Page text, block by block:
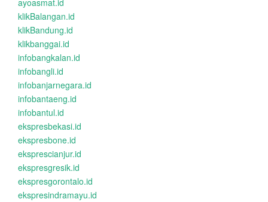
ayoasmat.id
klikBalangan.id
klikBandung.id
klikbanggai.id
infobangkalan.id
infobangli.id
infobanjarnegara.id
infobantaeng.id
infobantul.id
ekspresbekasi.id
ekspresbone.id
eksprescianjur.id
ekspresgresik.id
ekspresgorontalo.id
ekspresindramayu.id